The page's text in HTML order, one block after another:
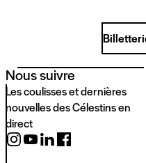
Nous suivre
Les coulisses et dernières
nouvelles des Célestins en
direct